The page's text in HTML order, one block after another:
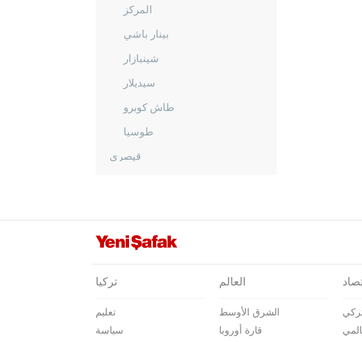
المركز
بينار باشي
شينبازار
سيديلار
طاش كوبرو
طوسيا
قيصري
قرشهير
قوجه ايلي
كوتاهيا
تركيا
تعليم
سياسة
العالم
الشرق الأوسط
قارة أوروبا